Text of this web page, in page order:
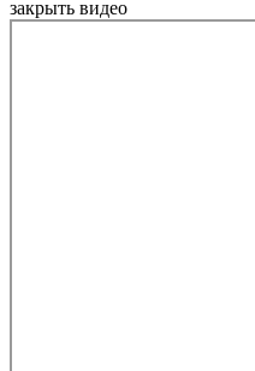
закрыть видео